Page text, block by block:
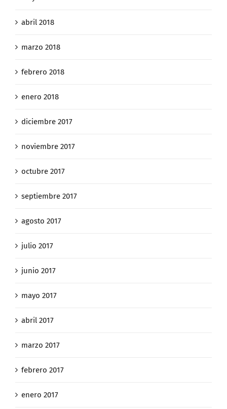
abril 2018
marzo 2018
febrero 2018
enero 2018
diciembre 2017
noviembre 2017
octubre 2017
septiembre 2017
agosto 2017
julio 2017
junio 2017
mayo 2017
abril 2017
marzo 2017
febrero 2017
enero 2017